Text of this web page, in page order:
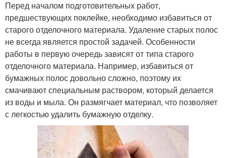
Перед началом подготовительных работ,
предшествующих поклейке, необходимо избавиться от
старого отделочного материала. Удаление старых полос
не всегда является простой задачей. Особенности
работы в первую очередь зависят от типа старого
отделочного материала. Например, избавиться от
бумажных полос довольно сложно, поэтому их
смачивают специальным раствором, который делается
из воды и мыла. Он размягчает материал, что позволяет
с легкостью удалить бумажную отделку.